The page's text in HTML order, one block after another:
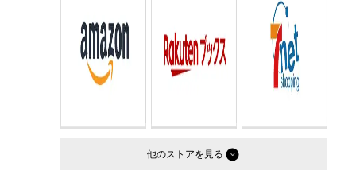
判型： 文庫判
他のストア